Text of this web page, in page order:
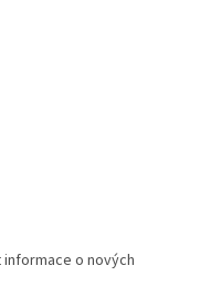
o nových